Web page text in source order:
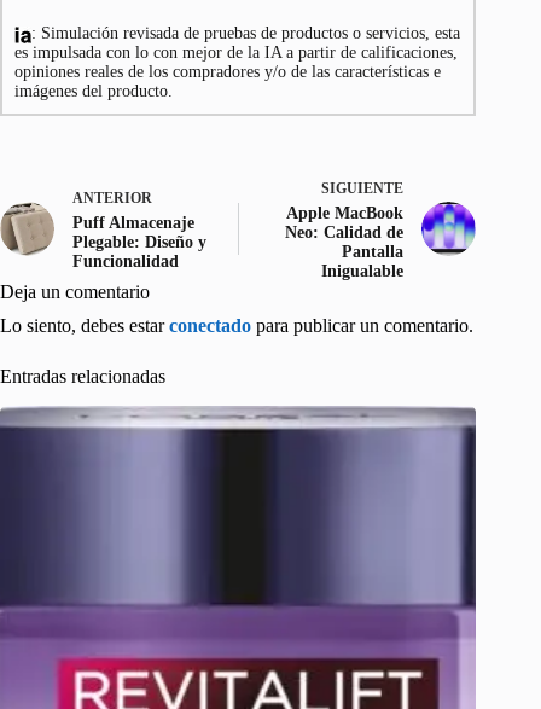
: Simulación revisada de pruebas de productos o servicios, esta
es impulsada con lo con mejor de la IA a partir de calificaciones,
opiniones reales de los compradores y/o de las características e
imágenes del producto.
ANTERIOR
Puff Almacenaje
Plegable: Diseño y
Funcionalidad
SIGUIENTE
Apple MacBook
Neo: Calidad de
Pantalla
Inigualable
Deja un comentario
Lo siento, debes estarconectado para publicar un comentario.
Entradas relacionadas